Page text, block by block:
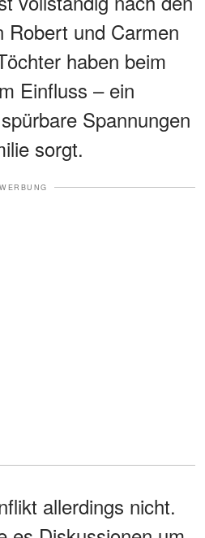
Robert und Carmen
haben beim
Einfluss – ein
Spannungen
sorgt.
WERBUNG
allerdings nicht.